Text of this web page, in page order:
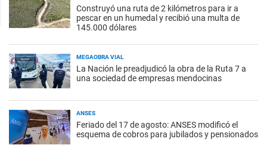
Construyó una ruta de 2 kilómetros para ir a
pescar en un humedal y recibió una multa de
145.000 dólares
MEGAOBRA VIAL
La Nación le preadjudicó la obra de la Ruta 7 a
una sociedad de empresas mendocinas
ANSES
Feriado del 17 de agosto: ANSES modificó el
esquema de cobros para jubilados y pensionados